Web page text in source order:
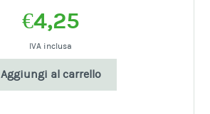
€4,25
IVA inclusa
Aggiungi al carrello